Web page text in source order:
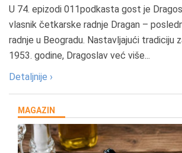
U 74. epizodi 011podkasta gost je
vlasnik četkarske radnje Dragan –
radnje u Beogradu. Nastavljajući tradiciju
1953. godine, Dragoslav već više...
Detaljnije ›
MAGAZIN